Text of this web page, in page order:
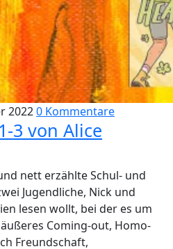
20220 Kommentare
3 von Alice
nett erzählte Schul- und
Jugendliche, Nick und
lesen wollt, bei der es um
Coming-out, Homo-
Freundschaft,